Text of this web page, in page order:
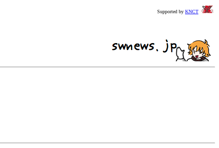
Supported by KNCT